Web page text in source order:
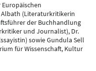
Albath (Literaturkritikerin
der Buchhandlung
und Journalist), Dr.
sowie Gundula Sell
für Wissenschaft, Kultur